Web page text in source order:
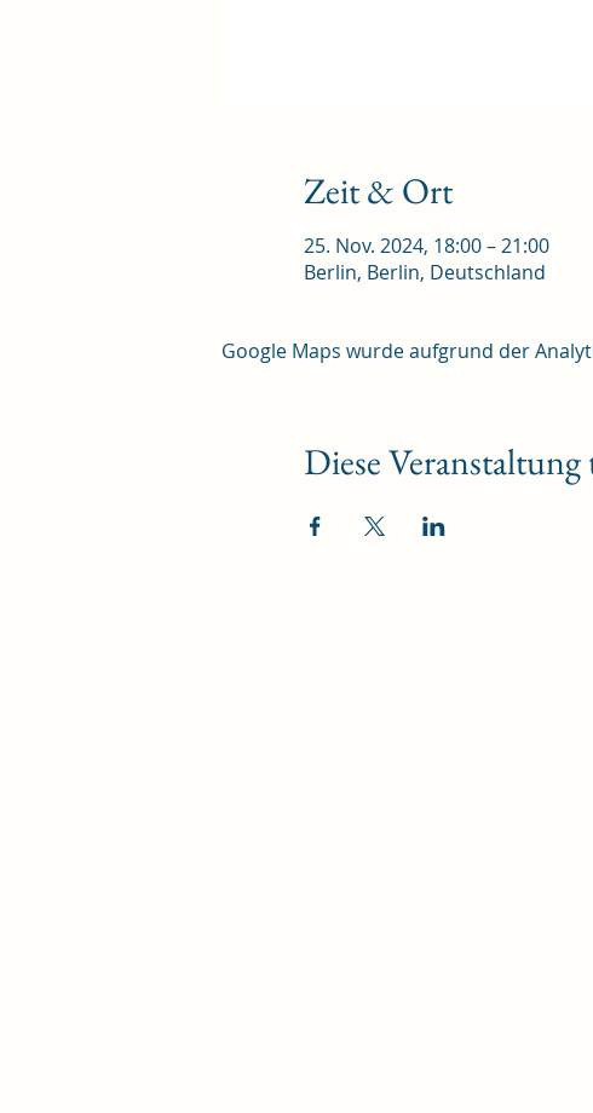
Zeit & Ort
25. Nov. 2024, 18:00 – 21:00
Berlin, Berlin, Deutschland
Google Maps wurde aufgrund der
Diese Veranstaltung